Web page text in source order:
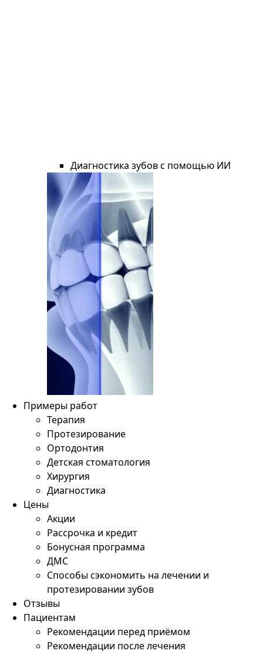
Диагностика зубов с помощью ИИ
Примеры работ
Терапия
Протезирование
Ортодонтия
Детская стоматология
Хирургия
Диагностика
Цены
Акции
Рассрочка и кредит
Бонусная программа
ДМС
Способы сэкономить на лечении и
протезировании зубов
Отзывы
Пациентам
Рекомендации перед приёмом
Рекомендации после лечения